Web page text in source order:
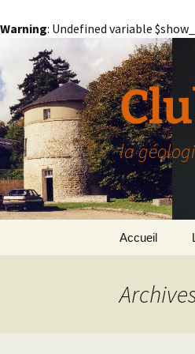
Warning: Undefined variable
au
contenu
la
Accueil